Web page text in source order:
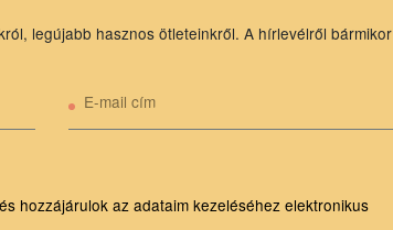
legújabb hasznos ötleteinkről. A hírlevélről bármikor
E-mail cím
hozzájárulok az adataim kezeléséhez elektronikus